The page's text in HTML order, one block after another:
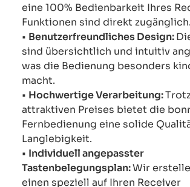
eine 100% Bedienbarkeit Ihres
Funktionen sind direkt zugänglich.
• Benutzerfreundliches Design:
sind übersichtlich und intuitiv
was die Bedienung besonders
macht.
• Hochwertige Verarbeitung:
attraktiven Preises bietet die
Fernbedienung eine solide
Langlebigkeit.
• Individuell angepasster
Tastenbelegungsplan:Wir
einen speziell auf Ihren Receiver